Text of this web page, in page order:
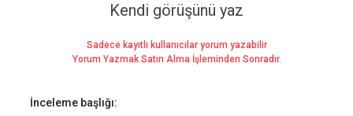
Kendi görüşünü yaz
Sadece kayıtlı kullanıcılar yorum yazabilir
Yorum Yazmak Satın Alma İşleminden Sonradır.
İnceleme başlığı: